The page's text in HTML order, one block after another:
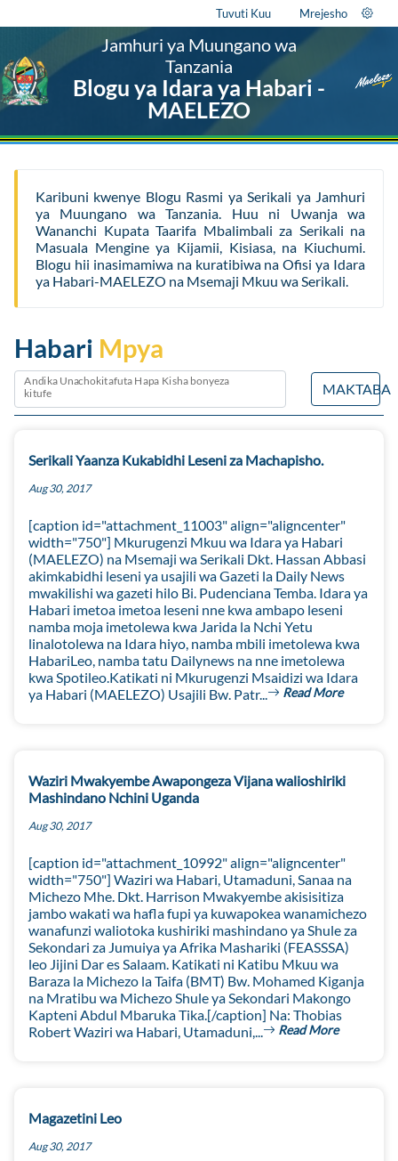
Tuvuti Kuu Mrejesho
Jamhuri ya Muungano wa
Tanzania
Blogu ya Idara ya Habari -
MAELEZO
Karibuni kwenye Blogu Rasmi ya Serikali ya Jamhuri
ya Muungano wa Tanzania. Huu ni Uwanja wa
Wananchi Kupata Taarifa Mbalimbali za Serikali na
Masuala Mengine ya Kijamii, Kisiasa, na Kiuchumi.
Blogu hii inasimamiwa na kuratibiwa na Ofisi ya Idara
ya Habari-MAELEZO na Msemaji Mkuu wa Serikali.
Habari Mpya
Andika Unachokitafuta Hapa Kisha bonyeza
kitufe
MAKTABA
Serikali Yaanza Kukabidhi Leseni za Machapisho.
Aug 30, 2017
[caption id="attachment_11003" align="aligncenter"
width="750"] Mkurugenzi Mkuu wa Idara ya Habari
(MAELEZO) na Msemaji wa Serikali Dkt. Hassan Abbasi
akimkabidhi leseni ya usajili wa Gazeti la Daily News
mwakilishi wa gazeti hilo Bi. Pudenciana Temba. Idara ya
Habari imetoa imetoa leseni nne kwa ambapo leseni
namba moja imetolewa kwa Jarida la Nchi Yetu
linalotolewa na Idara hiyo, namba mbili imetolewa kwa
HabariLeo, namba tatu Dailynews na nne imetolewa
kwa Spotileo.Katikati ni Mkurugenzi Msaidizi wa Idara
ya Habari (MAELEZO) Usajili Bw. Patr...
Read More
Waziri Mwakyembe Awapongeza Vijana walioshiriki
Mashindano Nchini Uganda
Aug 30, 2017
[caption id="attachment_10992" align="aligncenter"
width="750"] Waziri wa Habari, Utamaduni, Sanaa na
Michezo Mhe. Dkt. Harrison Mwakyembe akisisitiza
jambo wakati wa hafla fupi ya kuwapokea wanamichezo
wanafunzi waliotoka kushiriki mashindano ya Shule za
Sekondari za Jumuiya ya Afrika Mashariki (FEASSSA)
leo Jijini Dar es Salaam. Katikati ni Katibu Mkuu wa
Baraza la Michezo la Taifa (BMT) Bw. Mohamed Kiganja
na Mratibu wa Michezo Shule ya Sekondari Makongo
Kapteni Abdul Mbaruka Tika.[/caption] Na: Thobias
Robert Waziri wa Habari, Utamaduni,...
Read More
Magazetini Leo
Aug 30, 2017